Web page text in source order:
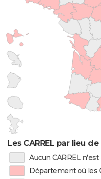
Les CARREL par lieu
Aucun CARREL
Département où les